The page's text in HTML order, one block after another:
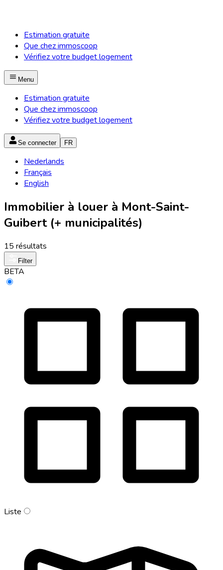
Estimation gratuite
Que chez immoscoop
Vérifiez votre budget logement
Menu
Estimation gratuite
Que chez immoscoop
Vérifiez votre budget logement
Se connecter FR
Nederlands
Français
English
Immobilier à louer à Mont-Saint-
Guibert (+ municipalités)
15 résultats
Filter
BETA
Liste